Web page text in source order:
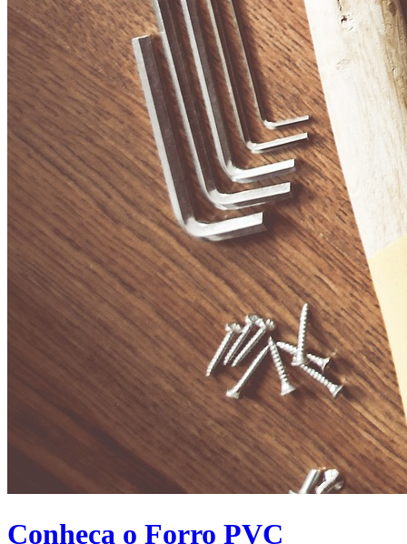
Conheça o Forro PVC